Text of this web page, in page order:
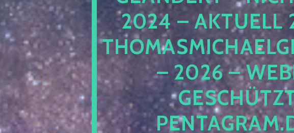
2024 – AKTUELL
– 2026 –